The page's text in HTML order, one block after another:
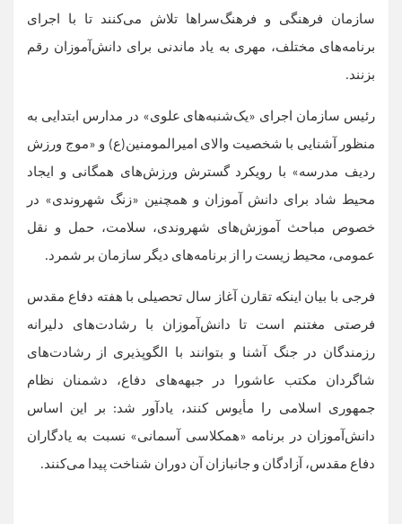
سازمان فرهنگی و فرهنگ‌سراها تلاش می‌کنند تا با اجرای
برنامه‌های مختلف، مهری به یاد ماندنی برای دانش‌آموزان رقم
بزنند.
رئیس سازمان اجرای «یک‌شنبه‌های علوی» در مدارس ابتدایی به
منظور آشنایی با شخصیت والای امیرالمومنین(ع) و «موج ورزش
ردیف مدرسه» با رویکرد گسترش ورزش‌های همگانی و ایجاد
محیط شاد برای دانش آموزان و همچنین «زنگ شهروندی» در
خصوص مباحث آموزش‌های شهروندی، سلامت، حمل و نقل
عمومی، محیط زیست را از برنامه‌های دیگر سازمان بر شمرد.
فرجی با بیان اینکه تقارن آغاز سال تحصیلی با هفته دفاع مقدس
فرصتی مغتنم است تا دانش‌آموزان با رشادت‌های دلیرانه
رزمندگان در جنگ آشنا و بتوانند با الگوپذیری از رشادت‌های
شاگردان مکتب عاشورا در جبهه‌های دفاع، دشمنان نظام
جمهوری اسلامی را مأیوس کنند، یادآور شد: بر این اساس
دانش‌آموزان در برنامه «همکلاسی آسمانی» نسبت به یادگاران
دفاع مقدس، آزادگان و جانبازان آن دوران شناخت پیدا می‌کنند.